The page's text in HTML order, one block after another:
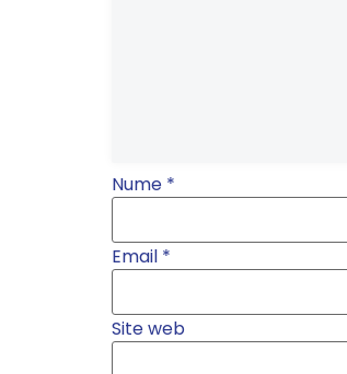
Nume *
Email *
Site web